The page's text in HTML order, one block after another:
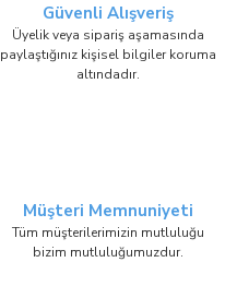
Güvenli Alışveriş
Üyelik veya sipariş aşamasında
paylaştığınız kişisel bilgiler koruma
altındadır.
Müşteri Memnuniyeti
Tüm müşterilerimizin mutluluğu
bizim mutluluğumuzdur.